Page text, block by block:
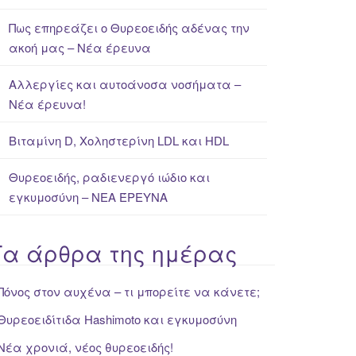
Πως επηρεάζει ο Θυρεοειδής αδένας την
ακοή μας – Νέα έρευνα
Αλλεργίες και αυτοάνοσα νοσήματα –
Νέα έρευνα!
Βιταμίνη D, Χοληστερίνη LDL και HDL
Θυρεοειδής, ραδιενεργό ιώδιο και
εγκυμοσύνη – ΝΕΑ ΈΡΕΥΝΑ
άρθρα της ημέρας
στον αυχένα – τι μπορείτε να κάνετε;
Hashimoto και εγκυμοσύνη
χρονιά, νέος θυρεοειδής!